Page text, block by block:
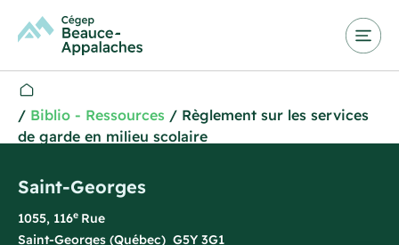
/ Biblio - Ressources / Règlement sur les services
de garde en milieu scolaire
Saint-Georges
1055, 116e Rue
Saint-Georges (Québec) G5Y 3G1